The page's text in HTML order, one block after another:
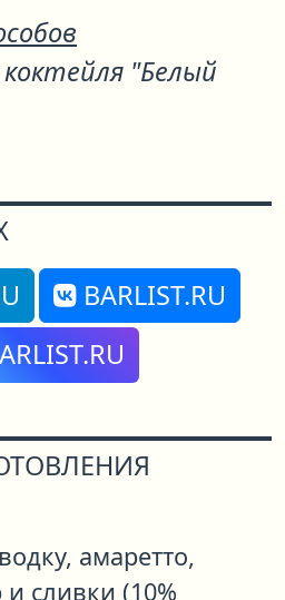
"Белый
BARLIST.RU
амаретто,
сливки (10%